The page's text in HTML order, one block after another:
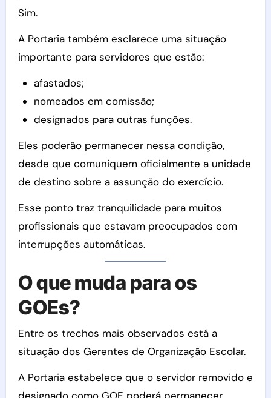
Sim.
A Portaria também esclarece uma situação
importante para servidores que estão:
afastados;
nomeados em comissão;
designados para outras funções.
Eles poderão permanecer nessa condição,
desde que comuniquem oficialmente a unidade
de destino sobre a assunção do exercício.
Esse ponto traz tranquilidade para muitos
profissionais que estavam preocupados com
interrupções automáticas.
O que muda para os
GOEs?
Entre os trechos mais observados está a
situação dos Gerentes de Organização Escolar.
A Portaria estabelece que o servidor removido e
designado como GOE poderá permanecer